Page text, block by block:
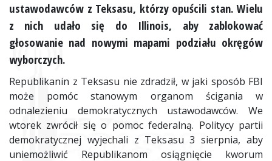
ustawodawców z Teksasu, którzy opuścili stan. Wielu
z nich udało się do Illinois, aby zablokować
głosowanie nad nowymi mapami podziału okręgów
wyborczych.
Republikanin z Teksasu nie zdradził, w jaki sposób FBI
może pomóc stanowym organom ścigania w
odnalezieniu demokratycznych ustawodawców. We
wtorek zwrócił się o pomoc federalną. Politycy partii
demokratycznej wyjechali z Teksasu 3 sierpnia, aby
uniemożliwić Republikanom osiągnięcie kworum